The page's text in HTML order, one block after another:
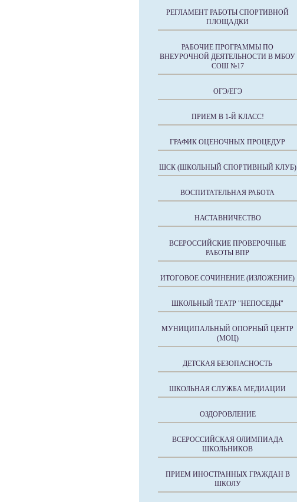
РЕГЛАМЕНТ РАБОТЫ СПОРТИВНОЙ
ПЛОЩАДКИ
РАБОЧИЕ ПРОГРАММЫ ПО
ВНЕУРОЧНОЙ ДЕЯТЕЛЬНОСТИ В МБОУ
СОШ №17
ОГЭ/ЕГЭ
ПРИЕМ В 1-Й КЛАСС!
ГРАФИК ОЦЕНОЧНЫХ ПРОЦЕДУР
ШСК (ШКОЛЬНЫЙ СПОРТИВНЫЙ КЛУБ)
ВОСПИТАТЕЛЬНАЯ РАБОТА
НАСТАВНИЧЕСТВО
ВСЕРОССИЙСКИЕ ПРОВЕРОЧНЫЕ
РАБОТЫ ВПР
ИТОГОВОЕ СОЧИНЕНИЕ (ИЗЛОЖЕНИЕ)
ШКОЛЬНЫЙ ТЕАТР "НЕПОСЕДЫ"
МУНИЦИПАЛЬНЫЙ ОПОРНЫЙ ЦЕНТР
(МОЦ)
ДЕТСКАЯ БЕЗОПАСНОСТЬ
ШКОЛЬНАЯ СЛУЖБА МЕДИАЦИИ
ОЗДОРОВЛЕНИЕ
ВСЕРОССИЙСКАЯ ОЛИМПИАДА
ШКОЛЬНИКОВ
ПРИЕМ ИНОСТРАННЫХ ГРАЖДАН В
ШКОЛУ